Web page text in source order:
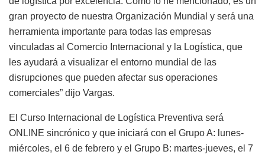
gran proyecto de nuestra Organización Mundial y será una
herramienta importante para todas las empresas
vinculadas al Comercio Internacional y la Logística, que
les ayudará a visualizar el entorno mundial de las
disrupciones que pueden afectar sus operaciones
comerciales” dijo Vargas.
El Curso Internacional de Logística Preventiva será
ONLINE sincrónico y que iniciará con el Grupo A: lunes-
miércoles, el 6 de febrero y el Grupo B: martes-jueves, el 7